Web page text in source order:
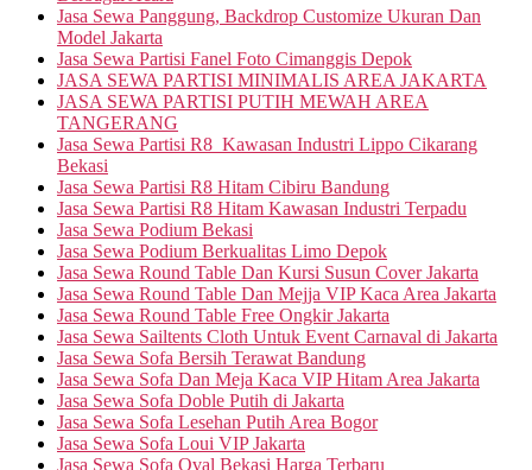
Jasa Sewa Panggung, Backdrop Customize Ukuran Dan
Model Jakarta
Jasa Sewa Partisi Fanel Foto Cimanggis Depok
JASA SEWA PARTISI MINIMALIS AREA JAKARTA
JASA SEWA PARTISI PUTIH MEWAH AREA
TANGERANG
Jasa Sewa Partisi R8 Kawasan Industri Lippo Cikarang
Bekasi
Jasa Sewa Partisi R8 Hitam Cibiru Bandung
Jasa Sewa Partisi R8 Hitam Kawasan Industri Terpadu
Jasa Sewa Podium Bekasi
Jasa Sewa Podium Berkualitas Limo Depok
Jasa Sewa Round Table Dan Kursi Susun Cover Jakarta
Jasa Sewa Round Table Dan Mejja VIP Kaca Area Jakarta
Jasa Sewa Round Table Free Ongkir Jakarta
Jasa Sewa Sailtents Cloth Untuk Event Carnaval di Jakarta
Jasa Sewa Sofa Bersih Terawat Bandung
Jasa Sewa Sofa Dan Meja Kaca VIP Hitam Area Jakarta
Jasa Sewa Sofa Doble Putih di Jakarta
Jasa Sewa Sofa Lesehan Putih Area Bogor
Jasa Sewa Sofa Loui VIP Jakarta
Jasa Sewa Sofa Oval Bekasi Harga Terbaru